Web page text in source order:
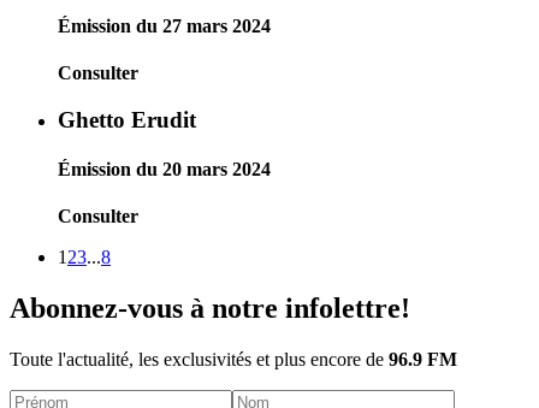
Émission du 27 mars 2024
Consulter
Ghetto Erudit
Émission du 20 mars 2024
Consulter
1 23...8
Abonnez-vous à notre infolettre!
Toute l'actualité, les exclusivités et plus encore de 96.9 FM